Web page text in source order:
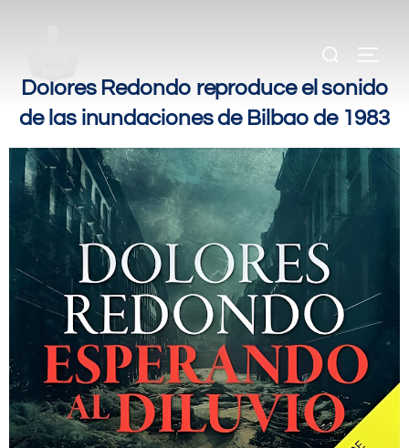
Dolores Redondo reproduce el sonido
de las inundaciones de Bilbao de 1983